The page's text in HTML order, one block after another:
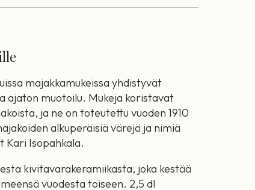
majakkamukeissa yhdistyvät
ajaton muotoilu. Mukeja koristavat
ja ne on toteutettu vuoden 1910
alkuperäisiä värejä ja nimiä
Kari Isopahkala.
kivitavarakeramiikasta, joka kestää
vuodesta toiseen. 2,5 dl